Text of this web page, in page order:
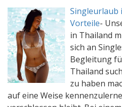
Singleurlaub
Vorteile-
in Thailand
sich an
Begleitung
Thailand
zu haben
auf eine Weise